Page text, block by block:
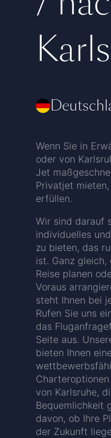
Wenn Sie in
oder von
Jet
Privatjet
erfüllen.
Wir sind darauf
individuelles
zu bieten, das
ist. Ganz
Reise planen
Voraus
steht Ihnen bei
Rufen Sie uns
das
Seite aus.
bieten Ihnen
von Karlsruhe,
Bequemlichkeit
davon, ob Ihre
der Zukunft